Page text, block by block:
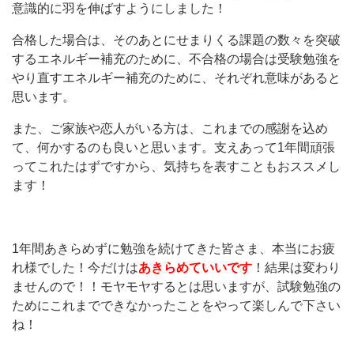
意識的に羽を伸ばすようにしました！
合格した場合は、そのあとにせまりくる課題の数々を突破
するエネルギー補充のために、不合格の場合は受験勉強を
やり直すエネルギー補充のために、それぞれ意味があると
思います。
また、ご家族や恋人がいる方は、これまでの感謝を込め
て、何かするのも良いと思います。支えあって1年間頑張
ってこれたはずですから、気持ちを表すこともおススメし
ます！
1年間あきらめずに勉強を続けてきた皆さま、本当にお疲
れ様でした！今だけはあきらめていいです ！結果は変わり
ませんので！！モヤモヤするとは思いますが、試験勉強の
ためにこれまでできなかったことをやって楽しんで下さい
ね！